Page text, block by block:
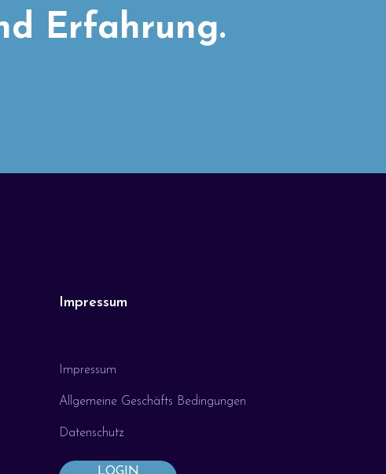
Erfahrung.
Impressum
Impressum
Allgemeine Geschäfts Bedingungen
Datenschutz
LOGIN